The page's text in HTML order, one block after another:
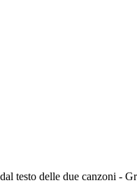
testo delle due canzoni -